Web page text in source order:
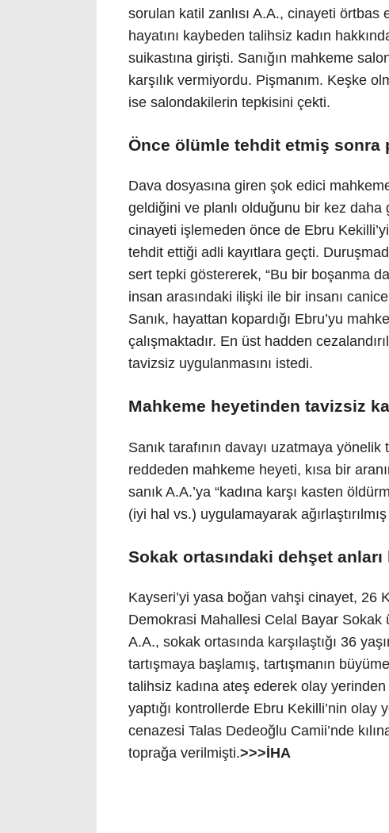
sorulan katil zanlısı A.A., cinayeti
hayatını kaybeden talihsiz kadın
suikastına girişti. Sanığın mahkeme
karşılık vermiyordu. Pişmanım. Keşke
ise salondakilerin tepkisini çekti.
Önce ölümle tehdit etmiş sonra
Dava dosyasına giren şok edici
geldiğini ve planlı olduğunu bir kez daha
cinayeti işlemeden önce de Ebru
tehdit ettiği adli kayıtlara geçti.
sert tepki göstererek, “Bu bir boşanma
insan arasındaki ilişki ile bir insanı
Sanık, hayattan kopardığı Ebru’yu
çalışmaktadır. En üst hadden
tavizsiz uygulanmasını istedi.
Mahkeme heyetinden tavizsiz
Sanık tarafının davayı uzatmaya
reddeden mahkeme heyeti, kısa bir
sanık A.A.’ya “kadına karşı kasten
(iyi hal vs.) uygulamayarak
Sokak ortasındaki dehşet
Kayseri’yi yasa boğan vahşi cinayet, 26
Demokrasi Mahallesi Celal Bayar Sokak
A.A., sokak ortasında karşılaştığı 36
tartışmaya başlamış, tartışmanın
talihsiz kadına ateş ederek olay
yaptığı kontrollerde Ebru Kekilli’nin olay
cenazesi Talas Dedeoğlu Camii’nde
toprağa verilmişti.>>>İHA